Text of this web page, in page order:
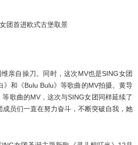
自操刀。同时，这次MV也是SING女团
和《Bulu Bulu》等歌曲的MV拍摄。黄导
歌曲的MV，这次与SING女团同样延续了
员们一直在努力奋斗，不断突破自我，她